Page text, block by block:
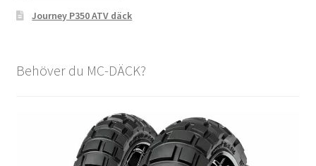
Journey P350 ATV däck
Behöver du MC-DÄCK?